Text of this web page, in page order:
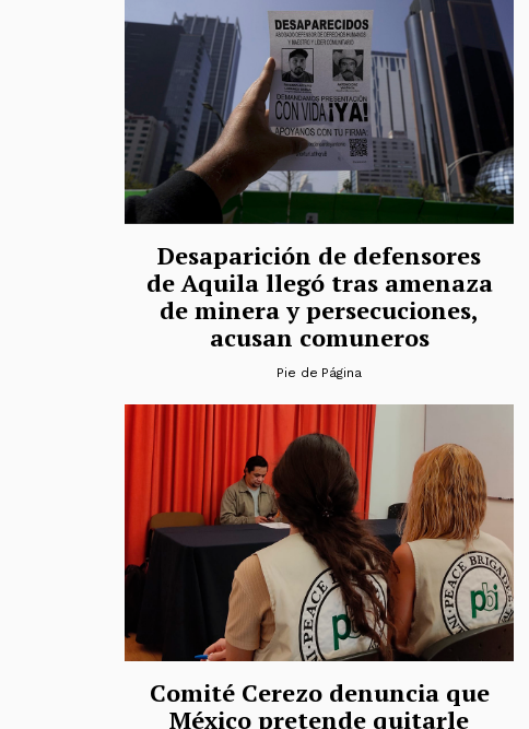
Desaparición de defensores
de Aquila llegó tras amenaza
de minera y persecuciones,
acusan comuneros
Pie de Página
Comité Cerezo denuncia que
México pretende quitarle